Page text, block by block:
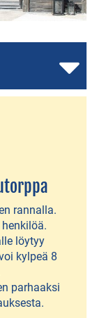
rannalla.
löytyy
kylpeä 8
parhaaksi